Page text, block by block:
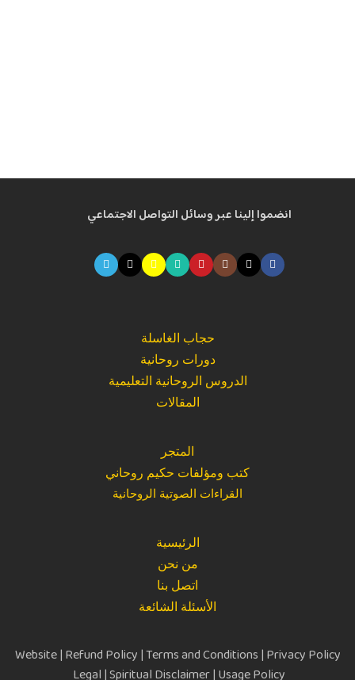
انضموا إلينا عبر وسائل التواصل الاجتماعي
حجاب الغاسلة
دورات روحانية
الدروس الروحانية التعليمية
المقالات
المتجر
كتب ومؤلفات حكيم روحاني
القراءات الصوتية الروحانية
الرئيسية
من نحن
اتصل بنا
الأسئلة الشائعة
Privacy Policy
|
Terms and Conditions
|
Refund Policy
|
Website
Usage Policy
|
Spiritual Disclaimer
|
Legal